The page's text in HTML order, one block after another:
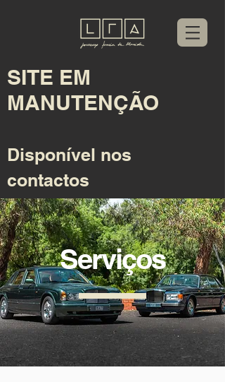
SITE EM
MANUTENÇÃO
Disponível nos
contactos
Serviços